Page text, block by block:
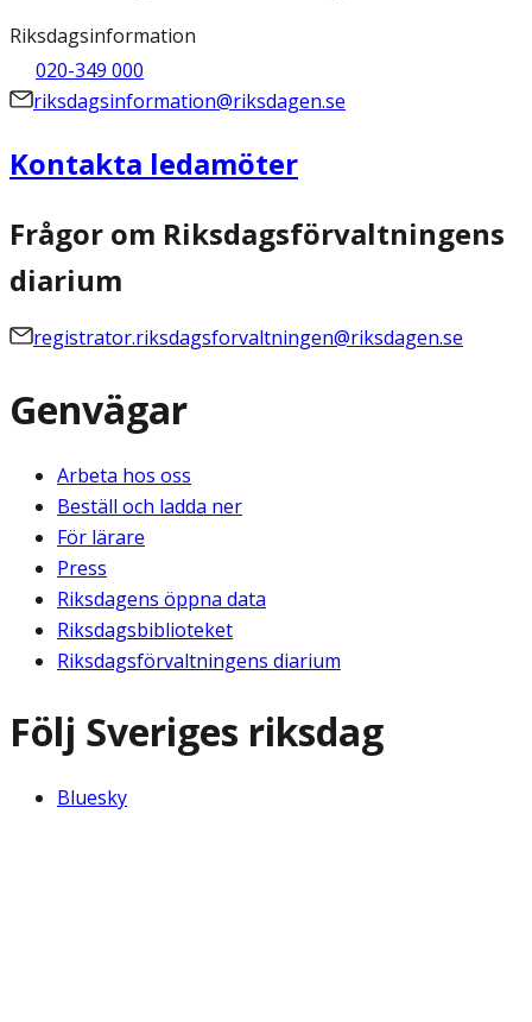
Riksdagsinformation
020-349 000
riksdagsinformation@riksdagen.se
Kontakta ledamöter
Frågor om Riksdagsförvaltningens
diarium
registrator.riksdagsforvaltningen@riksdagen.se
Genvägar
Arbeta hos oss
Beställ och ladda ner
För lärare
Press
Riksdagens öppna data
Riksdagsbiblioteket
Riksdagsförvaltningens diarium
Följ Sveriges riksdag
Bluesky